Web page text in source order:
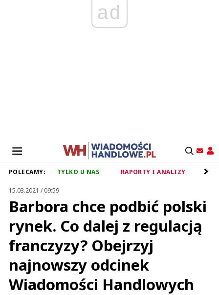
ad
POLECAMY: TYLKO U NAS RAPORTY I ANALIZY
15.03.2021 / 09:59
Barbora chce podbić polski
rynek. Co dalej z regulacją
franczyzy? Obejrzyj
najnowszy odcinek
Wiadomości Handlowych